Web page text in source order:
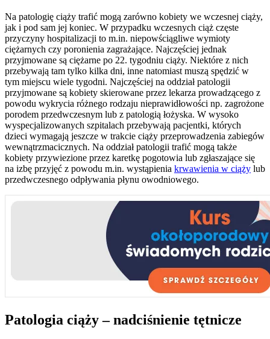
Na patologię ciąży trafić mogą zarówno kobiety we wczesnej ciąży,
jak i pod sam jej koniec. W przypadku wczesnych ciąż częste
przyczyny hospitalizacji to m.in. niepowściągliwe wymioty
ciężarnych czy poronienia zagrażające. Najczęściej jednak
przyjmowane są ciężarne po 22. tygodniu ciąży. Niektóre z nich
przebywają tam tylko kilka dni, inne natomiast muszą spędzić w
tym miejscu wiele tygodni. Najczęściej na oddział patologii
przyjmowane są kobiety skierowane przez lekarza prowadzącego z
powodu wykrycia różnego rodzaju nieprawidłowości np. zagrożone
porodem przedwczesnym lub z patologią łożyska. W wysoko
wyspecjalizowanych szpitalach przebywają pacjentki, których
dzieci wymagają jeszcze w trakcie ciąży przeprowadzenia zabiegów
wewnątrzmacicznych. Na oddział patologii trafić mogą także
kobiety przywiezione przez karetkę pogotowia lub zgłaszające się
na izbę przyjęć z powodu m.in. wystąpienia krwawienia w ciąży lub
przedwczesnego odpływania płynu owodniowego.
Patologia ciąży–nadciśnienie tętnicze